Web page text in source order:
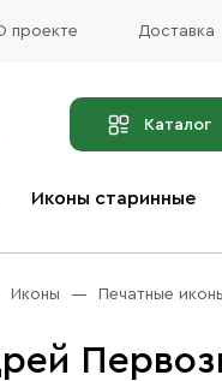
проекте Доставка
Каталог
Иконы старинные
утварь
Иконы Печатные